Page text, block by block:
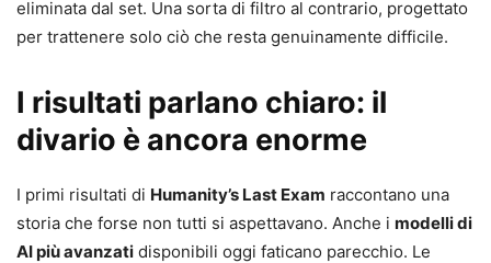
eliminata dal set. Una sorta di filtro al contrario, progettato
per trattenere solo ciò che resta genuinamente difficile.
I risultati parlano chiaro: il
divario è ancora enorme
I primi risultati di Humanity’s Last Exam raccontano una
storia che forse non tutti si aspettavano. Anche i modelli di
AI più avanzati disponibili oggi faticano parecchio. Le